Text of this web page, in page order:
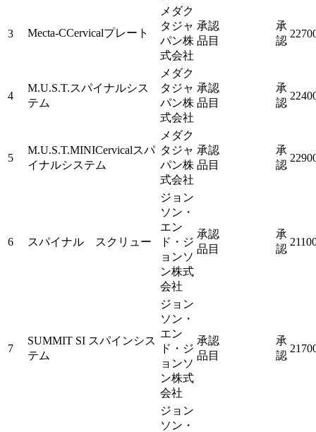
3 Mecta-CCervicalプレート
メダク
タジャ
パン株
式会社
承認
品目
承
認
4
M.U.S.T.スパイナルシス
テム
メダク
タジャ
パン株
式会社
承認
品目
承
認
5
M.U.S.T.MINICervicalスパ
イナルシステム
メダク
タジャ
パン株
式会社
承認
品目
承
認
6 スパイナル スクリュー
ジョン
ソン・
エン
ド・ジ
ョンソ
ン株式
会社
承認
品目
承
認
7
SUMMIT SI スパインシス
テム
ジョン
ソン・
エン
ド・ジ
ョンソ
ン株式
会社
承認
品目
承
認
ジョン
ソン・